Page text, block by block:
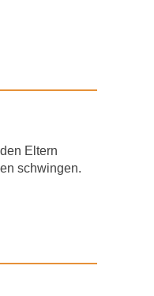
Eltern
schwingen.